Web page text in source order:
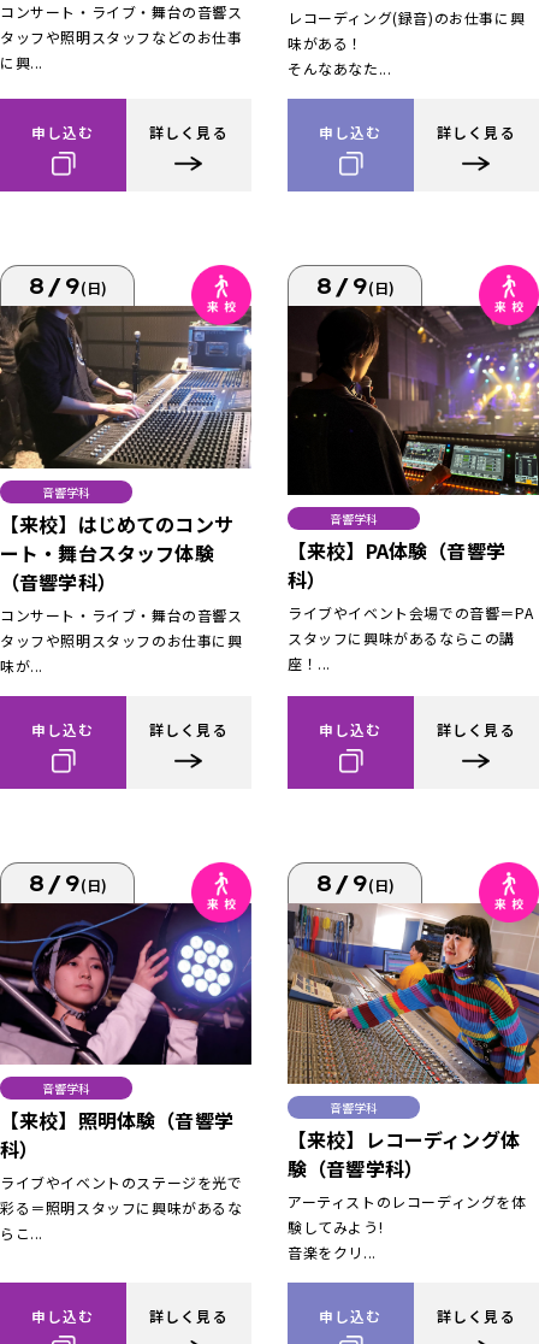
コンサート・ライブ・舞台の音響ス
タッフや照明スタッフなどのお仕事
に興...
申し込む 詳しく見る
レコーディング(録音)のお仕事に興
味がある！
そんなあなた...
申し込む 詳しく見る
8/9(日)
音響学科
【来校】はじめてのコンサ
ート・舞台スタッフ体験
（音響学科）
コンサート・ライブ・舞台の音響ス
タッフや照明スタッフのお仕事に興
味が...
申し込む 詳しく見る
8/9(日)
音響学科
【来校】PA体験（音響学
科）
ライブやイベント会場での音響＝PA
スタッフに興味があるならこの講
座！...
申し込む 詳しく見る
8/9(日)
音響学科
【来校】照明体験（音響学
科）
ライブやイベントのステージを光で
彩る＝照明スタッフに興味があるな
らこ...
申し込む 詳しく見る
8/9(日)
音響学科
【来校】レコーディング体
験（音響学科）
アーティストのレコーディングを体
験してみよう!
音楽をクリ...
申し込む 詳しく見る